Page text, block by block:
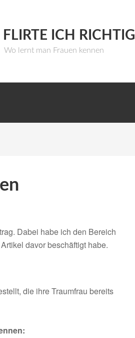
ICH RICHTIG
Wo lernt man Frauen kennen
Dabei habe ich den Bereich
davor beschäftigt habe.
die ihre Traumfrau bereits